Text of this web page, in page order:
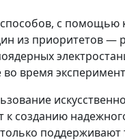
с помощью
из приоритетов —
время
к созданию